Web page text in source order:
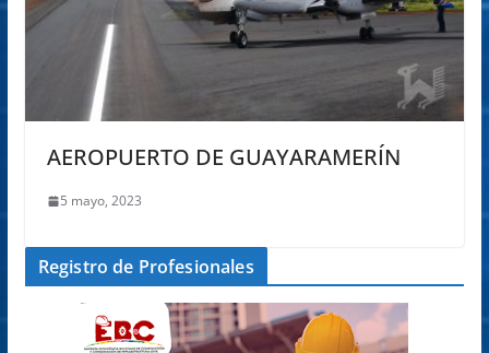
AEROPUERTO DE GUAYARAMERÍN
5 mayo, 2023
Registro de Profesionales